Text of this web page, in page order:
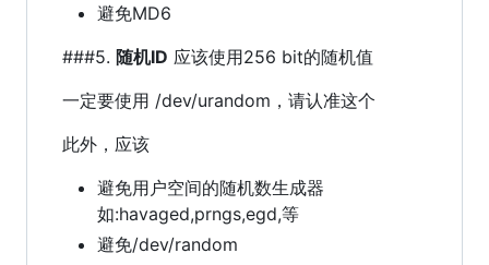
避免MD6
###5. 随机ID 应该使用256 bit的随机值
一定要使用 /dev/urandom，请认准这个
此外，应该
避免用户空间的随机数生成器
如:havaged,prngs,egd,等
避免/dev/random